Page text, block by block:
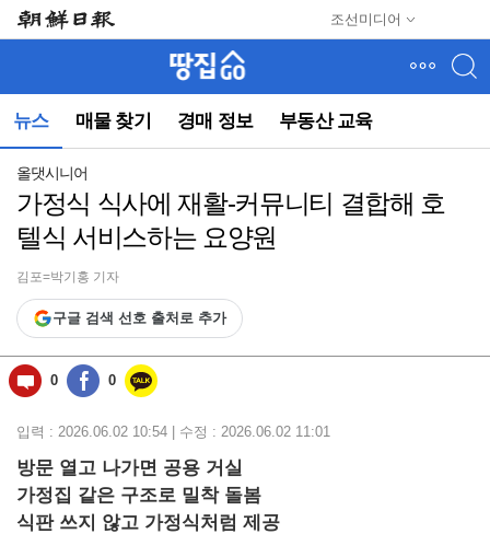
조선미디어
뉴스 매물 찾기 경매 정보 부동산 교육
뉴
(컨
동)
올댓시니어
가정식 식사에 재활-커뮤니티 결합해 호
텔식 서비스하는 요양원
김포=박기홍 기자
구글 검색 선호 출처로 추가
0 0
입력 : 2026.06.02 10:54 | 수정 : 2026.06.02 11:01
방문 열고 나가면 공용 거실
가정집 같은 구조로 밀착 돌봄
식판 쓰지 않고 가정식처럼 제공